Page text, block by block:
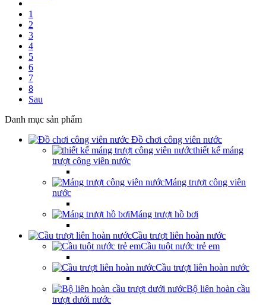
1
2
3
4
5
6
7
8
Sau
Danh mục sản phẩm
Đồ chơi công viên nước
thiết kế máng
trượt công viên nước
Máng trượt công viên
nước
Máng trượt hồ bơi
Cầu trượt liên hoàn nước
Cầu tuột nước trẻ em
Cầu trượt liên hoàn nước
Bộ liên hoàn cầu
trượt dưới nước